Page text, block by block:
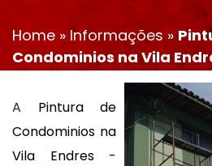
Home » Informações »
Condominios na Vila
A Pintura de
Condominios na
Vila Endres -